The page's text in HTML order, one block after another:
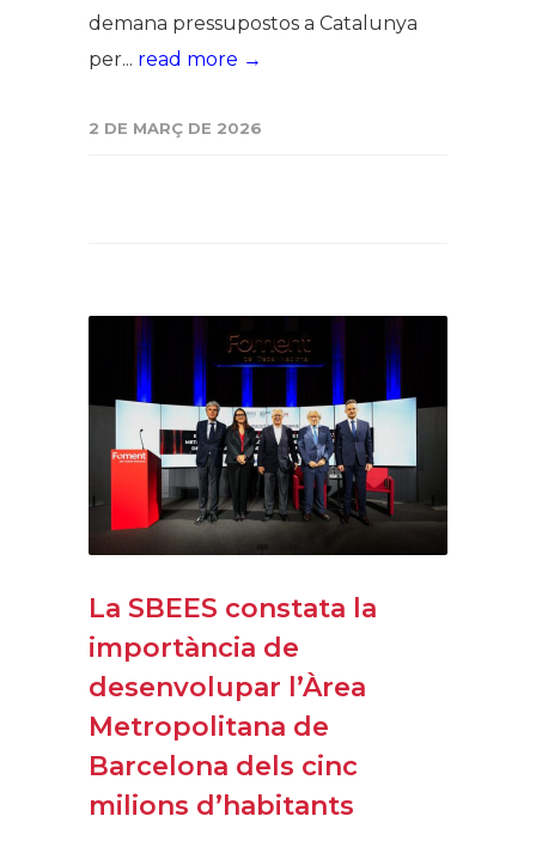
demana pressupostos a Catalunya
per... read more →
2 DE MARÇ DE 2026
La SBEES constata la
importància de
desenvolupar l’Àrea
Metropolitana de
Barcelona dels cinc
milions d’habitants